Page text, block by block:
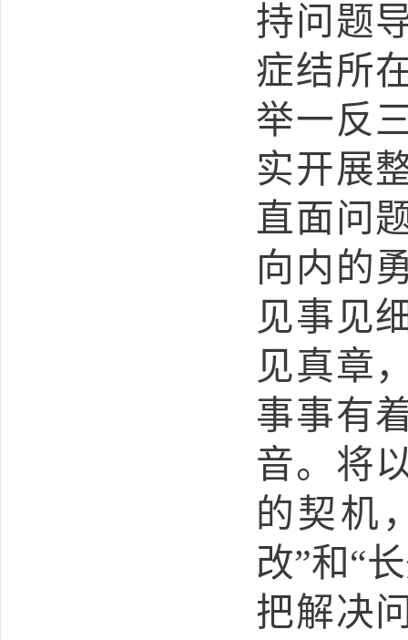
持问题
症结所
举一反
实开展
直面问
向内的
见事见
见真章
事事有
音。将
的契机
改”和“
把解决